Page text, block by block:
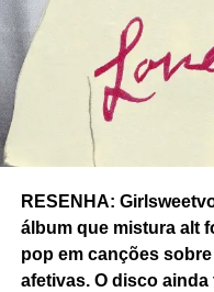
de uma pouco
oitentista, The Sound,
momentos. E dá o
Gravadora: City Slang.
RESENHA:
álbum que mistura alt
pop em canções
afetivas. O disco